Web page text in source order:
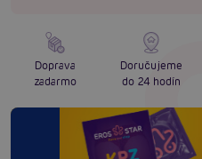
Doprava
zadarmo
Doručujeme
do 24 hodín